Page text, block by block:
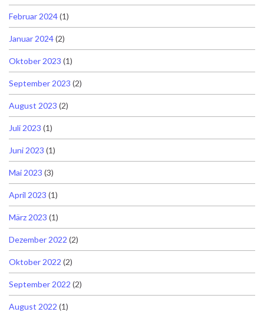
Februar 2024(1)
Januar 2024(2)
Oktober 2023 (1)
September 2023 (2)
August 2023 (2)
Juli 2023 (1)
Juni 2023 (1)
Mai 2023 (3)
April 2023 (1)
März 2023 (1)
Dezember 2022 (2)
Oktober 2022 (2)
September 2022 (2)
August 2022 (1)